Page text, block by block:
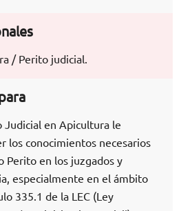
/ Perito judicial.
Judicial en Apicultura le
los conocimientos necesarios
Perito en los juzgados y
especialmente en el ámbito
335.1 de la LEC (Ley